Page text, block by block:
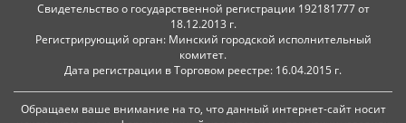
Свидетельство о государственной регистрации 192181777 от
18.12.2013 г.
Регистрирующий орган: Минский городской исполнительный
комитет.
Дата регистрации в Торговом реестре: 16.04.2015 г.
Обращаем ваше внимание на то, что данный интернет-сайт носит